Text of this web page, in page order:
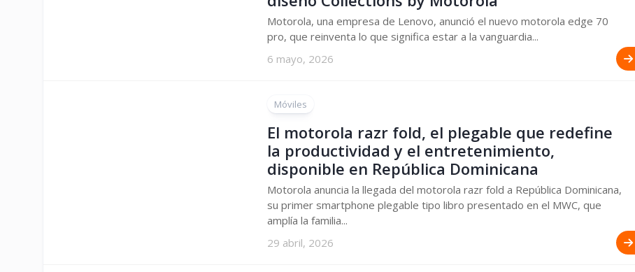
Motorola, una empresa de Lenovo, anunció el nuevo motorola edge 70
pro, que reinventa lo que significa estar a la vanguardia...
6 mayo, 2026
Móviles
El motorola razr fold, el plegable que redefine
la productividad y el entretenimiento,
disponible en República Dominicana
Motorola anuncia la llegada del motorola razr fold a República Dominicana,
su primer smartphone plegable tipo libro presentado en el MWC, que
amplía la familia...
29 abril, 2026